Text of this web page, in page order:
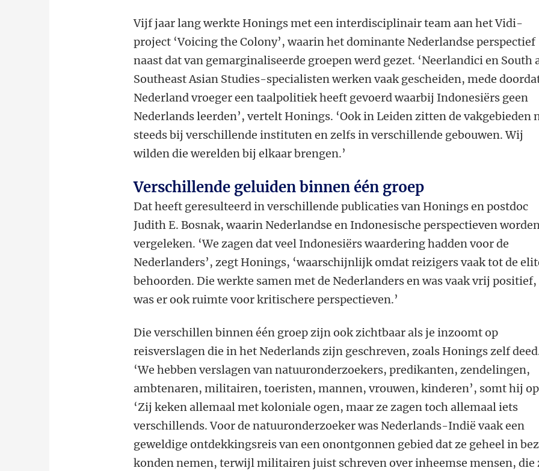
Vijf jaar lang werkte Honings met een interdisciplinair team aan het Vidi-
project ‘Voicing the Colony’, waarin het dominante Nederlandse perspectief
naast dat van gemarginaliseerde groepen werd gezet. ‘Neerlandici en South
Southeast Asian Studies-specialisten werken vaak gescheiden, mede
Nederland vroeger een taalpolitiek heeft gevoerd waarbij Indonesiërs geen
Nederlands leerden’, vertelt Honings. ‘Ook in Leiden zitten de vakgebieden
steeds bij verschillende instituten en zelfs in verschillende gebouwen. Wij
wilden die werelden bij elkaar brengen.’
Verschillende geluiden binnen één groep
Dat heeft geresulteerd in verschillende publicaties van Honings en postdoc
Judith E. Bosnak, waarin Nederlandse en Indonesische perspectieven
vergeleken. ‘We zagen dat veel Indonesiërs waardering hadden voor de
Nederlanders’, zegt Honings, ‘waarschijnlijk omdat reizigers vaak tot de
behoorden. Die werkte samen met de Nederlanders en was vaak vrij positief,
was er ook ruimte voor kritischere perspectieven.’
Die verschillen binnen één groep zijn ook zichtbaar als je inzoomt op
reisverslagen die in het Nederlands zijn geschreven, zoals Honings zelf
‘We hebben verslagen van natuuronderzoekers, predikanten, zendelingen,
ambtenaren, militairen, toeristen, mannen, vrouwen, kinderen’, somt hij
‘Zij keken allemaal met koloniale ogen, maar ze zagen toch allemaal iets
verschillends. Voor de natuuronderzoeker was Nederlands-Indië vaak een
geweldige ontdekkingsreis van een onontgonnen gebied dat ze geheel in
konden nemen, terwijl militairen juist schreven over inheemse mensen, die